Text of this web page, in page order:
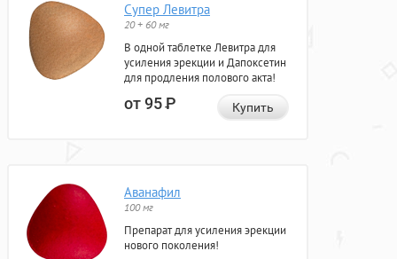
Супер Левитра
20 + 60 мг
В одной таблетке Левитра для
усиления эрекции и Дапоксетин
для продления полового акта!
от 95Р Купить
Аванафил
100 мг
Препарат для усиления эрекции
нового поколения!